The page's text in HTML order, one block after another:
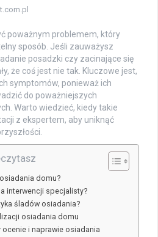
poważnym problemem, który
sposób. Jeśli zauważysz
posadzki czy zacinające się
że coś jest nie tak. Kluczowe jest,
symptomów, ponieważ ich
do poważniejszych
Warto wiedzieć, kiedy takie
z ekspertem, aby uniknąć
domu?
interwencji specjalisty?
śladów osiadania?
osiadania domu
i naprawie osiadania